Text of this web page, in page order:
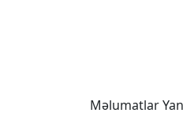
Məlumatlar